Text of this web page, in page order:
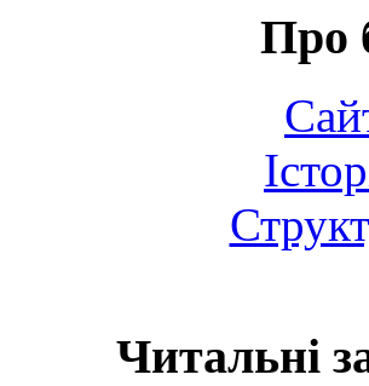
Про
Читальні